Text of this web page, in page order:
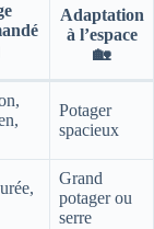
Adaptation
à l’espace
🏡
Potager
spacieux
Grand
potager ou
serre